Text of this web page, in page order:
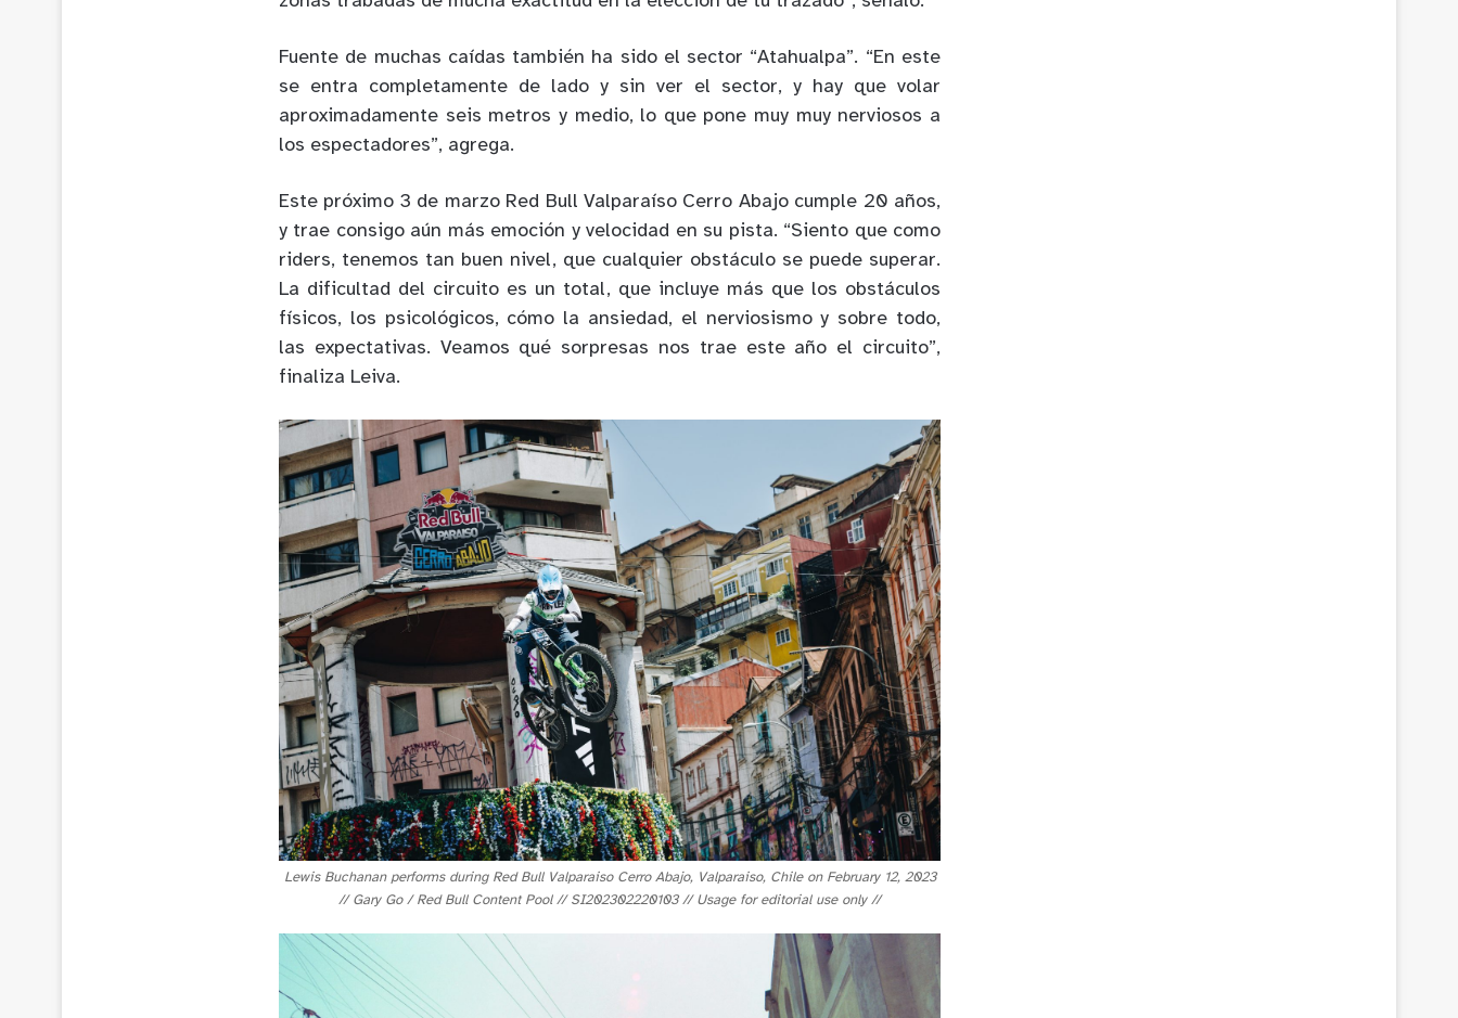
Fuente de muchas caídas también ha sido el sector “Atahualpa”. “En este
se entra completamente de lado y sin ver el sector, y hay que volar
aproximadamente seis metros y medio, lo que pone muy muy nerviosos a
los espectadores”, agrega.
Este próximo 3 de marzo Red Bull Valparaíso Cerro Abajo cumple 20 años,
y trae consigo aún más emoción y velocidad en su pista. “Siento que como
riders, tenemos tan buen nivel, que cualquier obstáculo se puede superar.
La dificultad del circuito es un total, que incluye más que los obstáculos
físicos, los psicológicos, cómo la ansiedad, el nerviosismo y sobre todo,
las expectativas. Veamos qué sorpresas nos trae este año el circuito”,
finaliza Leiva.
Lewis Buchanan performs during Red Bull Valparaiso Cerro Abajo, Valparaiso, Chile on February 12, 2023
// Gary Go / Red Bull Content Pool // SI202302220103 // Usage for editorial use only //